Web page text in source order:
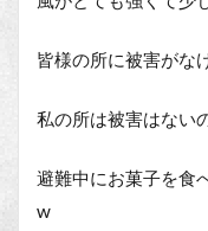
皆様の所に被害がな
私の所は被害はない
避難中にお菓子を食
w